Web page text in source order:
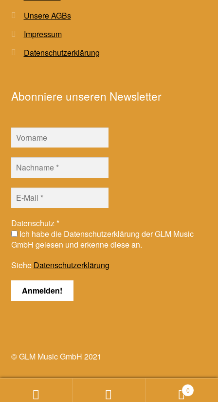
Unsere AGBs
Impressum
Datenschutzerklärung
Abonniere unseren Newsletter
Datenschutz*
Ich habe die Datenschutzerklärung der GLM Music
GmbH gelesen und erkenne diese an.
Siehe Datenschutzerklärung
© GLM Music GmbH 2021
0